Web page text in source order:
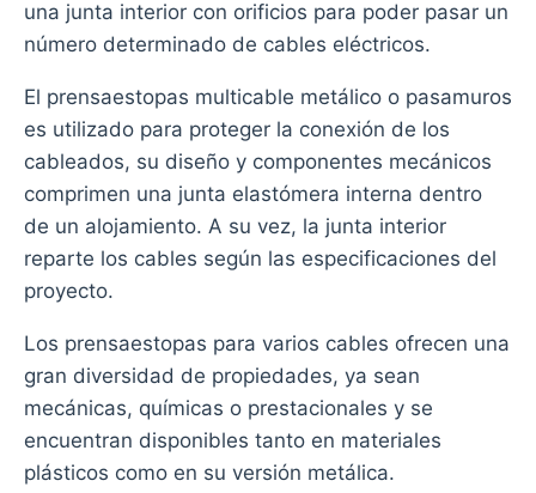
una junta interior con orificios para poder pasar un
número determinado de cables eléctricos.
El prensaestopas multicable metálico o pasamuros
es utilizado para proteger la conexión de los
cableados, su diseño y componentes mecánicos
comprimen una junta elastómera interna dentro
de un alojamiento. A su vez, la junta interior
reparte los cables según las especificaciones del
proyecto.
Los prensaestopas para varios cables ofrecen una
gran diversidad de propiedades, ya sean
mecánicas, químicas o prestacionales y se
encuentran disponibles tanto en materiales
plásticos como en su versión metálica.